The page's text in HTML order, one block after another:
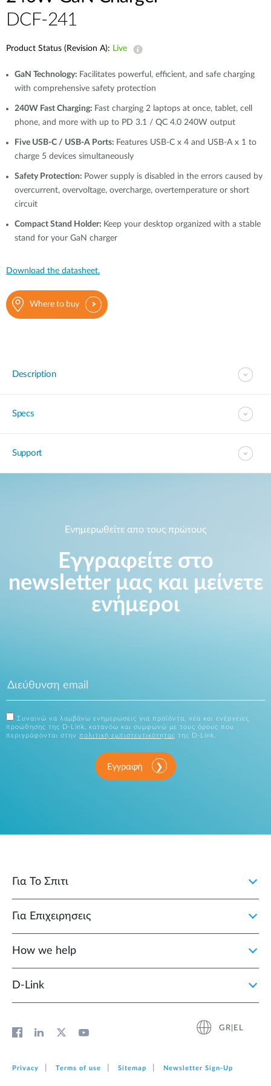
mydlink
Blog
Υποστήριξη
Tech Alerts
FAQs
Warranty
Contact
Support Portal
DCF-241
Product Status (Revision A): Live
GaN Technology: Facilitates powerful, efficient, and safe charging
with comprehensive safety protection
240W Fast Charging: Fast charging 2 laptops at once, tablet, cell
phone, and more with up to PD 3.1 / QC 4.0 240W output
Five USB-C / USB-A Ports: Features USB-C x 4 and USB-A x 1 to
charge 5 devices simultaneously
Safety Protection: Power supply is disabled in the errors caused by
overcurrent, overvoltage, overcharge, overtemperature or short
circuit
Compact Stand Holder: Keep your desktop organized with a stable
stand for your GaN charger
Download the datasheet.
Where to buy
Description
Specs
Support
Ενημερωθείτε απο τους πρώτους
Εγγραφείτε στο
newsletter μας και μείνετε
ενήμεροι
Συναινώ να λαμβάνω ενημερώσεις για προϊόντα, νέα και ενέργειες
προώθησης της D-Link, κατανόω και συμφωνώ με τους όρους που
περιγράφονται στην πολιτική εμπιστευτικότητας της D-Link.
Εγγραφή
Για Το Σπιτι
Για Επιχειρησεις
How we help
D‑Link
GR|EL
Privacy Terms of use Sitemap Newsletter Sign‑Up